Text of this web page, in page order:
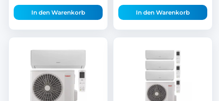
In den Warenkorb In den Warenkorb